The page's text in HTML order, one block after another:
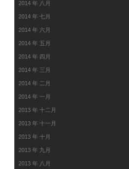
2014 年 八月
2014 年 七月
2014 年 六月
2014 年 五月
2014 年 四月
2014 年 三月
2014 年 二月
2014 年 一月
2013 年 十二月
2013 年 十一月
2013 年 十月
2013 年 九月
2013 年 八月